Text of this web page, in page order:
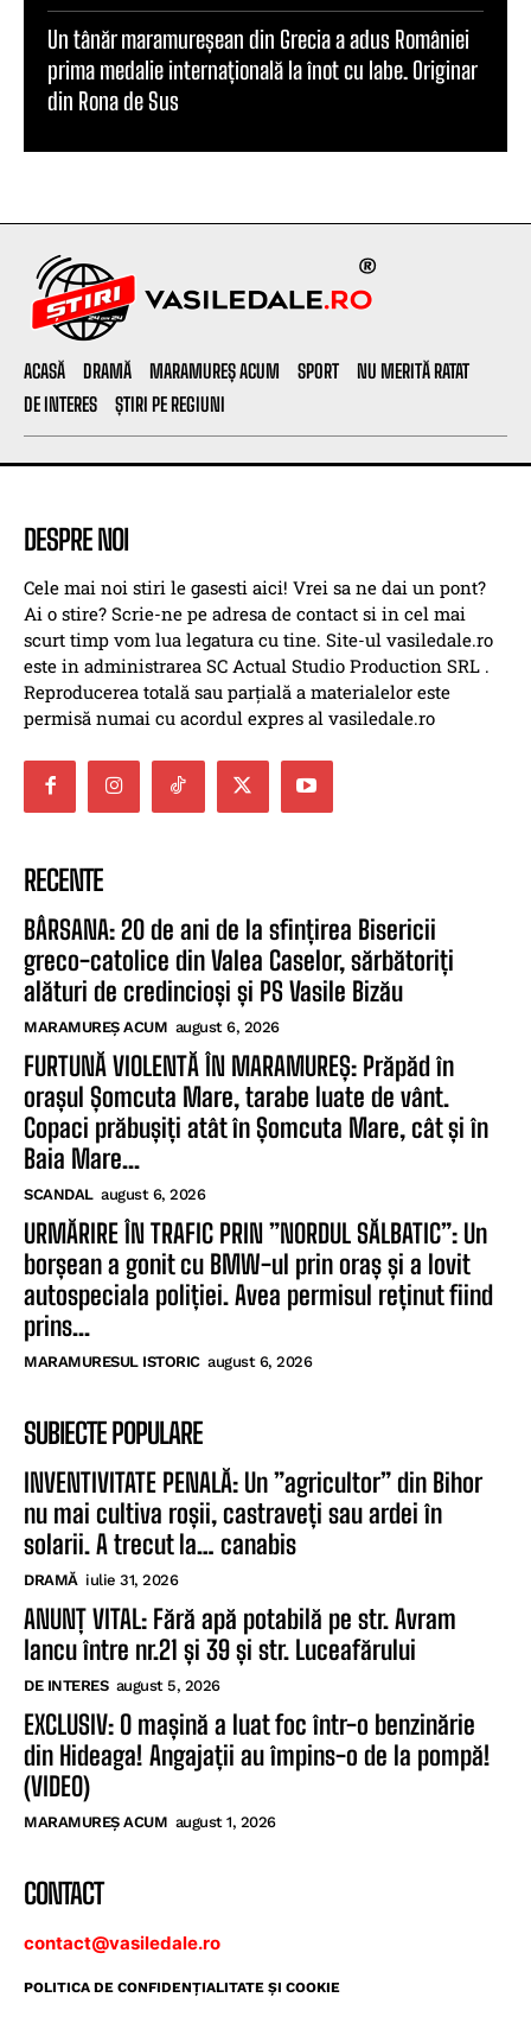
Un tânăr maramureșean din Grecia a adus României
prima medalie internațională la înot cu labe. Originar
din Rona de Sus
ACASĂ DRAMĂ MARAMUREȘ ACUM SPORT
NU MERITĂ RATAT
DE INTERES
ȘTIRI PE REGIUNI
DESPRE NOI
Cele mai noi stiri le gasesti aici! Vrei sa ne dai un pont?
Ai o stire? Scrie-ne pe adresa de contact si in cel mai
scurt timp vom lua legatura cu tine. Site-ul vasiledale.ro
este in administrarea SC Actual Studio Production SRL .
Reproducerea totală sau parțială a materialelor este
permisă numai cu acordul expres al vasiledale.ro
RECENTE
BÂRSANA: 20 de ani de la sfințirea Bisericii
greco-catolice din Valea Caselor, sărbătoriți
alături de credincioși și PS Vasile Bizău
MARAMUREȘ ACUM august 6, 2026
FURTUNĂ VIOLENTĂ ÎN MARAMUREȘ: Prăpăd în
orașul Șomcuta Mare, tarabe luate de vânt.
Copaci prăbușiți atât în Șomcuta Mare, cât și în
Baia Mare...
SCANDAL august 6, 2026
URMĂRIRE ÎN TRAFIC PRIN ”NORDUL SĂLBATIC”: Un
borșean a gonit cu BMW-ul prin oraș și a lovit
autospeciala poliției. Avea permisul reținut fiind
prins...
MARAMURESUL ISTORIC august 6, 2026
SUBIECTE POPULARE
INVENTIVITATE PENALĂ: Un ”agricultor” din Bihor
nu mai cultiva roșii, castraveți sau ardei în
solarii. A trecut la… canabis
DRAMĂ iulie 31, 2026
ANUNȚ VITAL: Fără apă potabilă pe str. Avram
Iancu între nr.21 și 39 și str. Luceafărului
DE INTERES august 5, 2026
EXCLUSIV: O mașină a luat foc într-o benzinărie
din Hideaga! Angajații au împins-o de la pompă!
(VIDEO)
MARAMUREȘ ACUM august 1, 2026
CONTACT
contact@vasiledale.ro
POLITICA DE CONFIDENŢIALITATE ŞI COOKIE